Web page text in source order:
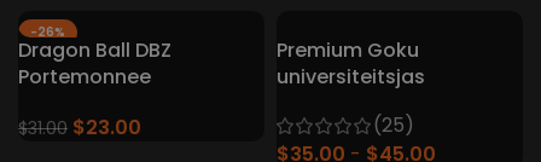
-26%
Dragon Ball DBZ
Portemonnee
$31.00 $23.00
Premium Goku
universiteitsjas
(25)
$35.00 $45.00